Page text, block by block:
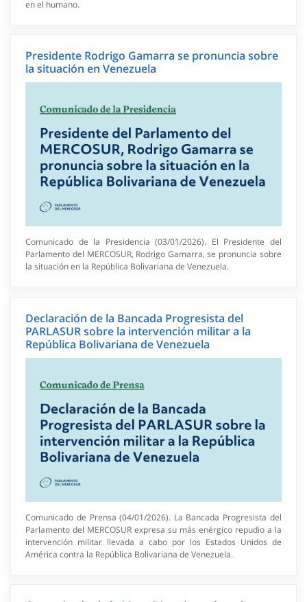
en el humano.
Presidente Rodrigo Gamarra se pronuncia sobre
la situación en Venezuela
Comunicado de la Presidencia (03/01/2026). El Presidente del
Parlamento del MERCOSUR, Rodrigo Gamarra, se pronuncia sobre
la situación en la República Bolivariana de Venezuela.
Declaración de la Bancada Progresista del
PARLASUR sobre la intervención militar a la
República Bolivariana de Venezuela
Comunicado de Prensa (04/01/2026). La Bancada Progresista del
Parlamento del MERCOSUR expresa su más enérgico repudio a la
intervención militar llevada a cabo por los Estados Unidos de
América contra la República Bolivariana de Venezuela.